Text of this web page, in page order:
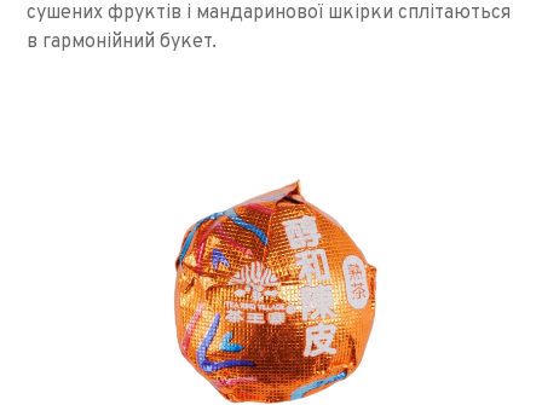
сушених фруктів і мандаринової шкірки сплітаються
в гармонійний букет.